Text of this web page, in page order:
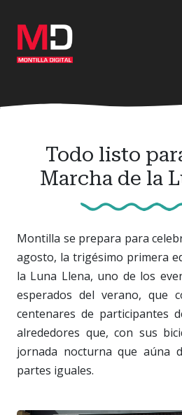
contenido
principal
Todo listo
Marcha de la
Montilla se prepara para
agosto, la trigésimo primera
la Luna Llena, uno de los
esperados del verano, que
centenares de participantes
alrededores que, con sus
jornada nocturna que aúna
partes iguales.